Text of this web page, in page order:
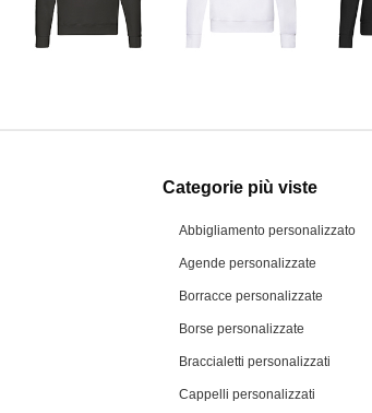
Categorie più viste
Abbigliamento personalizzato
Agende personalizzate
Borracce personalizzate
Borse personalizzate
Braccialetti personalizzati
Cappelli personalizzati